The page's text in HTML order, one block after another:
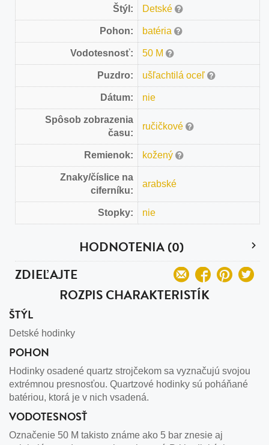
Štýl: Detské
Pohon: batéria
Vodotesnosť: 50 M
Puzdro: ušľachtilá oceľ
Dátum: nie
Spôsob zobrazenia
času:
ručičkové
Remienok: kožený
Znaky/číslice na
ciferníku:
arabské
Stopky: nie
HODNOTENIA (0)
ZDIEĽAJTE
ROZPIS CHARAKTERISTÍK
ŠTÝL
Detské hodinky
POHON
Hodinky osadené quartz strojčekom sa vyznačujú svojou
extrémnou presnosťou. Quartzové hodinky sú poháňané
batériou, ktorá je v nich vsadená.
VODOTESNOSŤ
Označenie 50 M takisto známe ako 5 bar znesie aj